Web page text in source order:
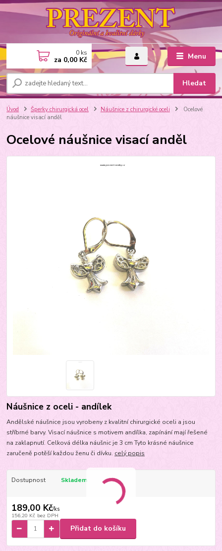
Menu
Hledat
0 ks
za 0,00 Kč
Úvod Šperky chirurgická ocel Náušnice z chirurgické oceli
Ocelové
náušnice visací anděl
Ocelové náušnice visací anděl
Náušnice z oceli - andílek
Andělské náušnice jsou vyrobeny z kvalitní chirurgické oceli a jsou
stříbrné barvy. Visací náušnice s motivem andílka, zapínání mají řešené
na zaklapnutí. Celková délka náušnic je 3 cm Tyto krásné náušnice
zaručeně potěší každou ženu či dívku. celý popis
Dostupnost Skladem
189,00 Kč/ks
156,20 Kč bez DPH
Přidat do košíku